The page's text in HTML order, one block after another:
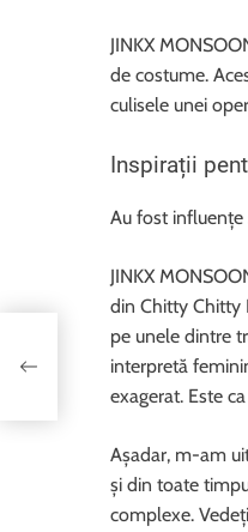
JINKX
de costume.
culisele unei
Inspirații
Au fost influențe
JINKX
din Chitty Chitty
pe unele dintre
interpretă
exagerat. Este
Așadar, m-am
și din toate
complexe.